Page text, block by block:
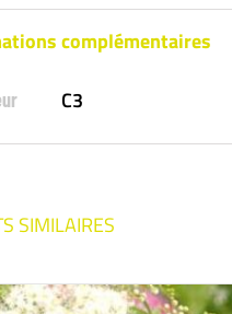
complémentaires
C3
SIMILAIRES